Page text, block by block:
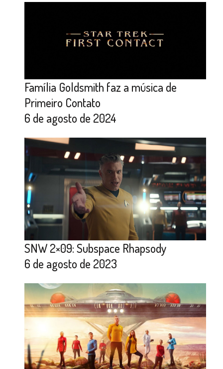
Família Goldsmith faz a música de
Primeiro Contato
6 de agosto de 2024
SNW 2×09: Subspace Rhapsody
6 de agosto de 2023